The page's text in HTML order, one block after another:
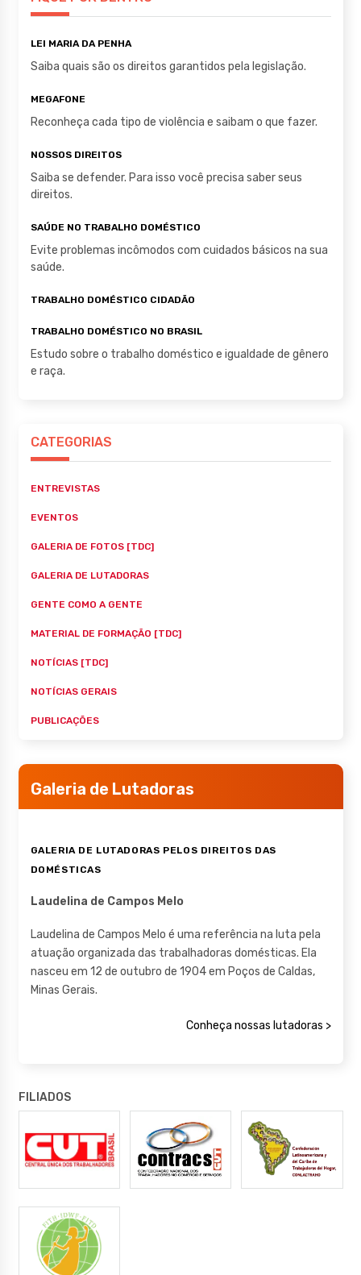
p
k
LEI MARIA DA PENHA
Saiba quais são os direitos garantidos pela legislação.
MEGAFONE
Reconheça cada tipo de violência e saibam o que fazer.
NOSSOS DIREITOS
Saiba se defender. Para isso você precisa saber seus
direitos.
SAÚDE NO TRABALHO DOMÉSTICO
Evite problemas incômodos com cuidados básicos na sua
saúde.
TRABALHO DOMÉSTICO CIDADÃO
TRABALHO DOMÉSTICO NO BRASIL
Estudo sobre o trabalho doméstico e igualdade de gênero
e raça.
CATEGORIAS
ENTREVISTAS
EVENTOS
GALERIA DE FOTOS [TDC]
GALERIA DE LUTADORAS
GENTE COMO A GENTE
MATERIAL DE FORMAÇÃO [TDC]
NOTÍCIAS [TDC]
NOTÍCIAS GERAIS
PUBLICAÇÕES
Galeria de Lutadoras
GALERIA DE LUTADORAS PELOS DIREITOS DAS
DOMÉSTICAS
Laudelina de Campos Melo
Laudelina de Campos Melo é uma referência na luta pela
atuação organizada das trabalhadoras domésticas. Ela
nasceu em 12 de outubro de 1904 em Poços de Caldas,
Minas Gerais.
Conheça nossas lutadoras >
FILIADOS